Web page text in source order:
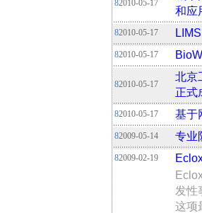
82010-05-17
和应
82010-05-17
82010-05-17
82010-05-17
北京
正式
82010-05-17 基于
82009-05-14 专业
82009-02-19
发性
这项